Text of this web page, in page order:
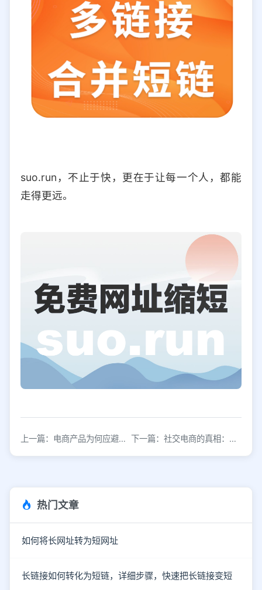
suo.run，不止于快，更在于让每一个人，都能
走得更远。
上一篇：电商产品为何应避免设置购物车功能 下一篇：社交电商的真相：机遇与挑战并存
热门文章
如何将长网址转为短网址
长链接如何转化为短链，详细步骤，快速把长链接变短